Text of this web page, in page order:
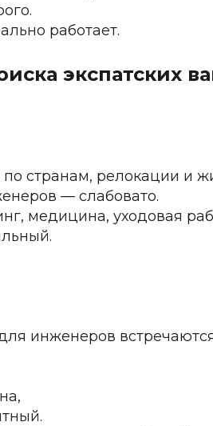
работает.
экспатских
странам, релокации и
— слабовато.
медицина, уходовая
инженеров